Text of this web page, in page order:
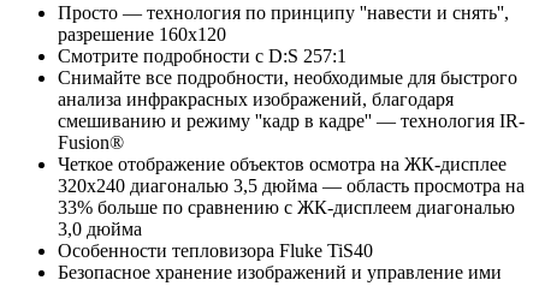
Просто — технология по принципу ''навести и снять'',
разрешение 160x120
Смотрите подробности с D:S 257:1
Снимайте все подробности, необходимые для быстрого
анализа инфракрасных изображений, благодаря
смешиванию и режиму ''кадр в кадре'' — технология IR-
Fusion®
Четкое отображение объектов осмотра на ЖК-дисплее
320x240 диагональю 3,5 дюйма — область просмотра на
33% больше по сравнению с ЖК-дисплеем диагональю
3,0 дюйма
Особенности тепловизора Fluke TiS40
Безопасное хранение изображений и управление ими